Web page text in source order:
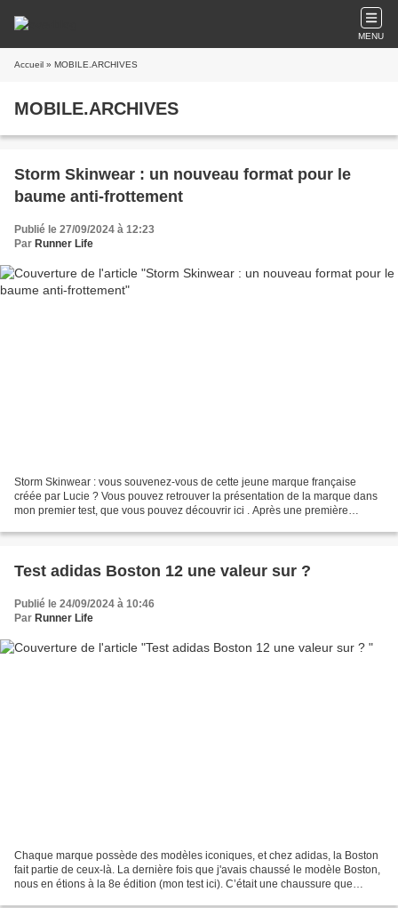
MENU
Accueil » MOBILE.ARCHIVES
MOBILE.ARCHIVES
Storm Skinwear : un nouveau format pour le
baume anti-frottement
Publié le 27/09/2024 à 12:23
Par Runner Life
Storm Skinwear : vous souvenez-vous de cette jeune marque française
créée par Lucie ? Vous pouvez retrouver la présentation de la marque dans
mon premier test, que vous pouvez découvrir ici . Après une première
Test adidas Boston 12 une valeur sur ?
Publié le 24/09/2024 à 10:46
Par Runner Life
Chaque marque possède des modèles iconiques, et chez adidas, la Boston
fait partie de ceux-là. La dernière fois que j'avais chaussé le modèle Boston,
nous en étions à la 8e édition (mon test ici). C’était une chaussure que